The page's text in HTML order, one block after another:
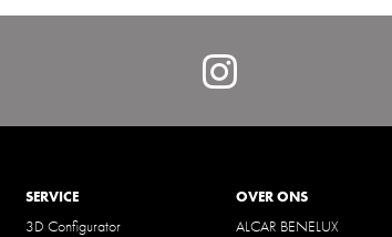
Instagram
SERVICE
3D Configurator
OVER ONS
ALCAR BENELUX